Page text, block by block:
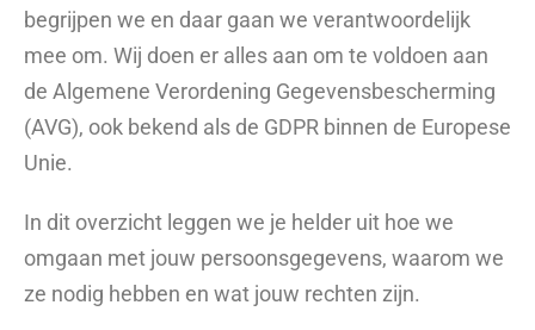
begrijpen we en daar gaan we verantwoordelijk
mee om. Wij doen er alles aan om te voldoen aan
de Algemene Verordening Gegevensbescherming
(AVG), ook bekend als de GDPR binnen de Europese
Unie.
In dit overzicht leggen we je helder uit hoe we
omgaan met jouw persoonsgegevens, waarom we
ze nodig hebben en wat jouw rechten zijn.